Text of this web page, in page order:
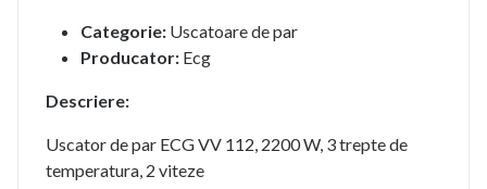
Categorie: Uscatoare de par
Producator: Ecg
Descriere:
Uscator de par ECG VV 112, 2200 W, 3 trepte de
temperatura, 2 viteze